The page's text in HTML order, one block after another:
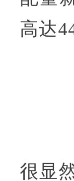
高达
很显